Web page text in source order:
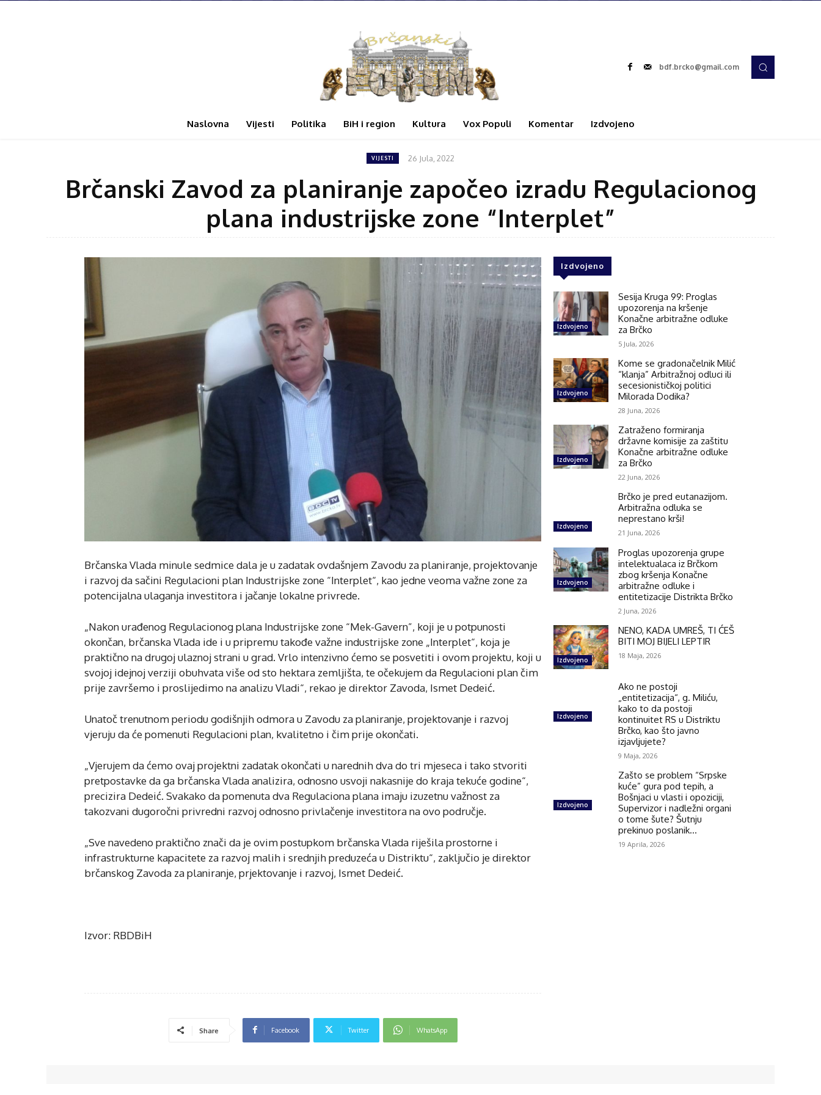
bdf.brcko@gmail.com
Naslovna Vijesti Politika BiH i region Kultura Vox Populi Komentar Izdvojeno
VIJESTI 26 Jula, 2022
Brčanski Zavod za planiranje započeo izradu Regulacionog
plana industrijske zone “Interplet”
Brčanska Vlada minule sedmice dala je u zadatak ovdašnjem Zavodu za planiranje, projektovanje
i razvoj da sačini Regulacioni plan Industrijske zone “Interplet“, kao jedne veoma važne zone za
potencijalna ulaganja investitora i jačanje lokalne privrede.
„Nakon urađenog Regulacionog plana Industrijske zone “Mek-Gavern”, koji je u potpunosti
okončan, brčanska Vlada ide i u pripremu takođe važne industrijske zone „Interplet“, koja je
praktično na drugoj ulaznoj strani u grad. Vrlo intenzivno ćemo se posvetiti i ovom projektu, koji u
svojoj idejnoj verziji obuhvata više od sto hektara zemljišta, te očekujem da Regulacioni plan čim
prije završemo i proslijedimo na analizu Vladi“, rekao je direktor Zavoda, Ismet Dedeić.
Unatoč trenutnom periodu godišnjih odmora u Zavodu za planiranje, projektovanje i razvoj
vjeruju da će pomenuti Regulacioni plan, kvalitetno i čim prije okončati.
„Vjerujem da ćemo ovaj projektni zadatak okončati u narednih dva do tri mjeseca i tako stvoriti
pretpostavke da ga brčanska Vlada analizira, odnosno usvoji nakasnije do kraja tekuće godine“,
precizira Dedeić. Svakako da pomenuta dva Regulaciona plana imaju izuzetnu važnost za
takozvani dugoročni privredni razvoj odnosno privlačenje investitora na ovo područje.
„Sve navedeno praktično znači da je ovim postupkom brčanska Vlada riješila prostorne i
infrastrukturne kapacitete za razvoj malih i srednjih preduzeća u Distriktu“, zaključio je direktor
brčanskog Zavoda za planiranje, prjektovanje i razvoj, Ismet Dedeić.
Izvor: RBDBiH
Share Facebook Twitter WhatsApp
Izdvojeno
Izdvojeno
Sesija Kruga 99: Proglas
upozorenja na kršenje
Konačne arbitražne odluke
za Brčko
5 Jula, 2026
Izdvojeno
Kome se gradonačelnik Milić
“klanja” Arbitražnoj odluci ili
secesionističkoj politici
Milorada Dodika?
28 Juna, 2026
Izdvojeno
Zatraženo formiranja
državne komisije za zaštitu
Konačne arbitražne odluke
za Brčko
22 Juna, 2026
Izdvojeno
Brčko je pred eutanazijom.
Arbitražna odluka se
neprestano krši!
21 Juna, 2026
Izdvojeno
Proglas upozorenja grupe
intelektualaca iz Brčkom
zbog kršenja Konačne
arbitražne odluke i
entitetizacije Distrikta Brčko
2 Juna, 2026
Izdvojeno
NENO, KADA UMREŠ, TI ĆEŠ
BITI MOJ BIJELI LEPTIR
18 Maja, 2026
Izdvojeno
Ako ne postoji
„entitetizacija“, g. Miliću,
kako to da postoji
kontinuitet RS u Distriktu
Brčko, kao što javno
izjavljujete?
9 Maja, 2026
Izdvojeno
Zašto se problem “Srpske
kuće” gura pod tepih, a
Bošnjaci u vlasti i opoziciji,
Supervizor i nadležni organi
o tome šute? Šutnju
prekinuo poslanik...
19 Aprila, 2026